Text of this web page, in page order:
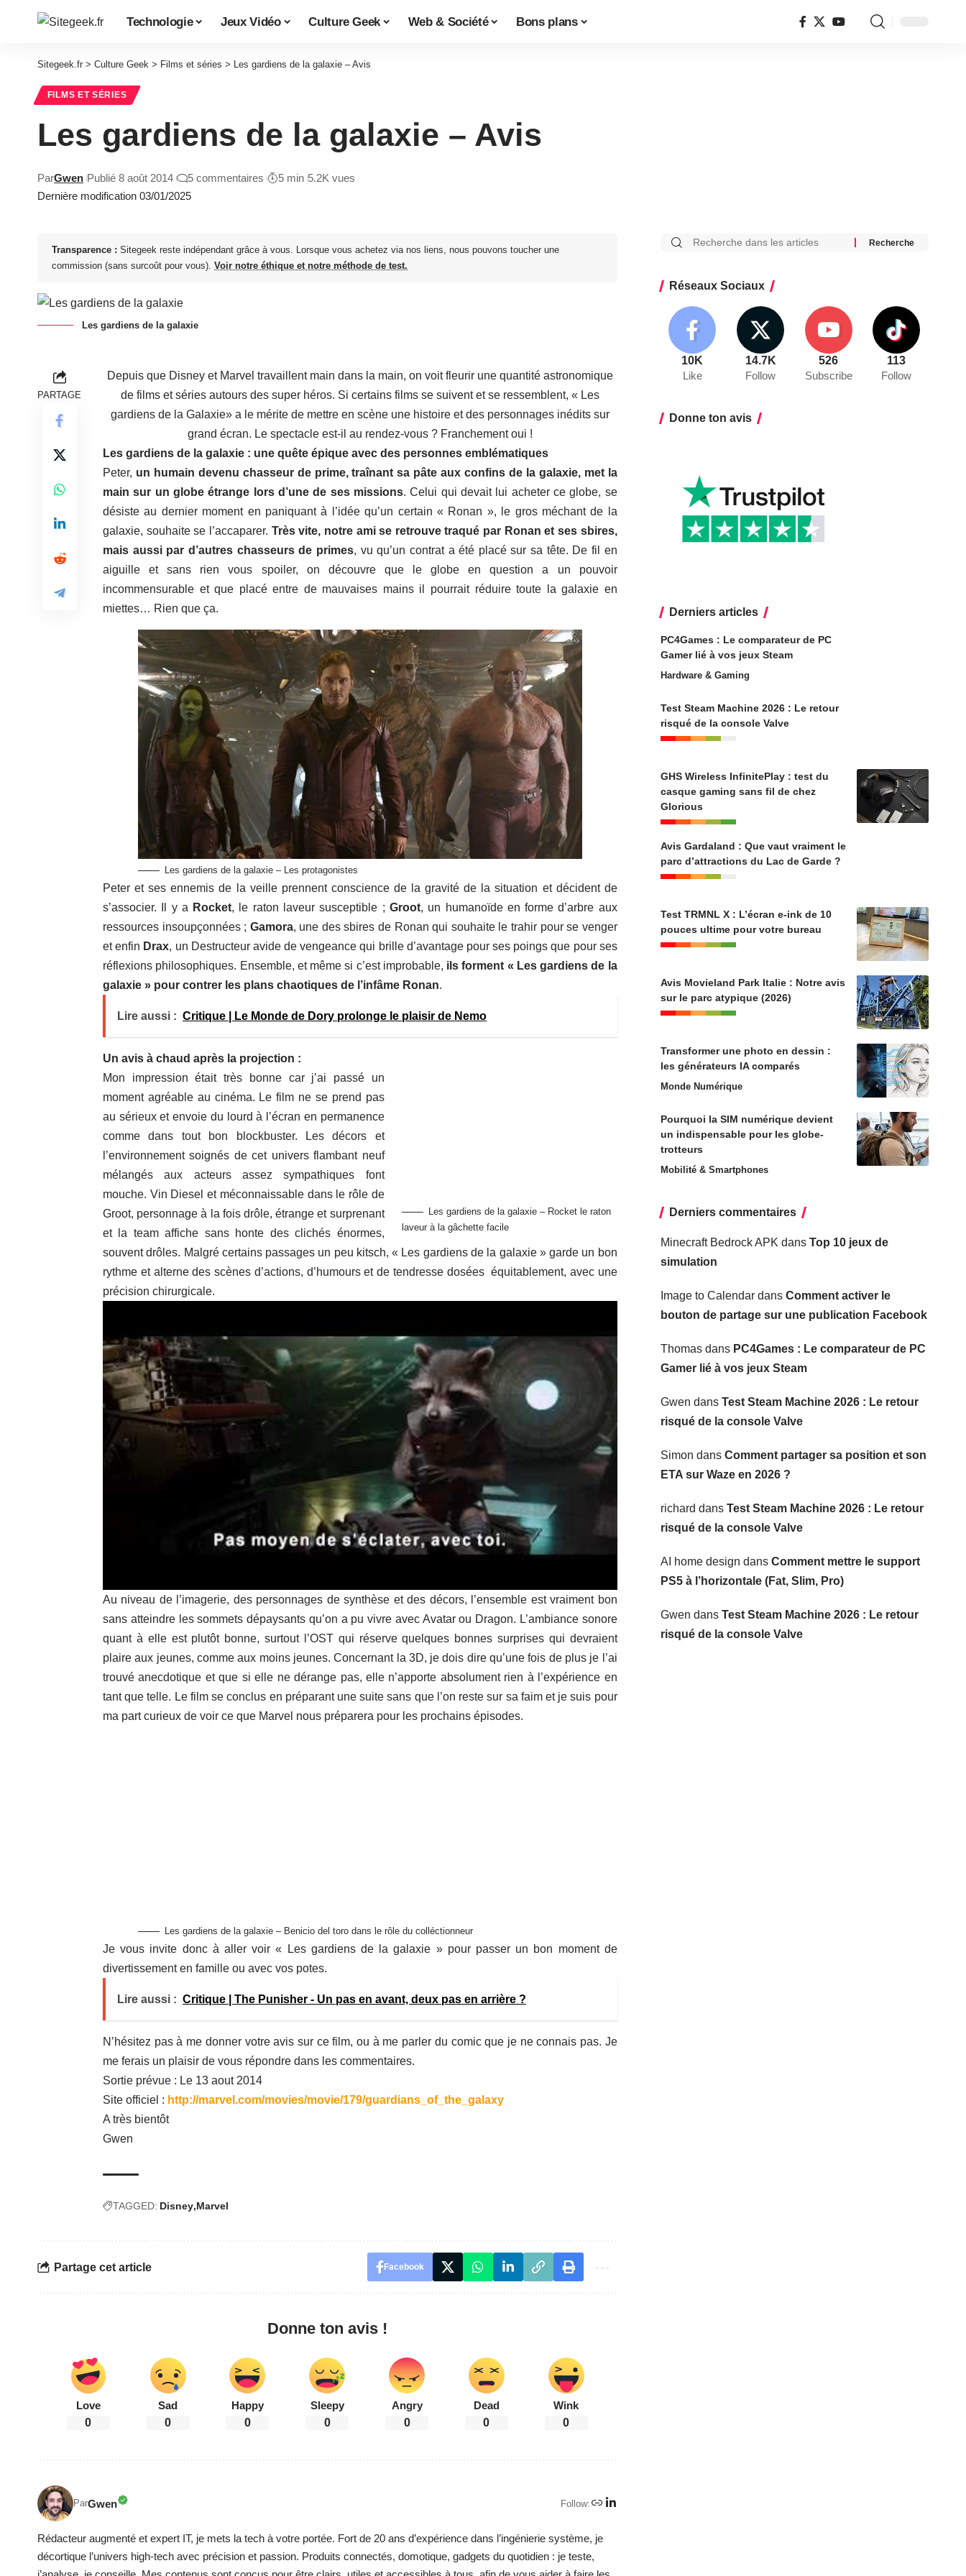
Technologie Jeux Vidéo Culture Geek Web & Société Bons plans
Sitegeek.fr > Culture Geek > Films et séries > Les gardiens de la galaxie – Avis
FILMS ET SÉRIES
Les gardiens de la galaxie – Avis
Dernière modification 03/01/2025
ParGwen Publié 8 août 2014 5 commentaires 5 min 5.2K vues
Transparence : Sitegeek reste indépendant grâce à vous. Lorsque vous achetez via nos liens, nous pouvons toucher une
commission (sans surcoût pour vous). Voir notre éthique et notre méthode de test.
Les gardiens de la galaxie
PARTAGE
Depuis que Disney et Marvel travaillent main dans la main, on voit fleurir une quantité astronomique
de films et séries autours des super héros. Si certains films se suivent et se ressemblent, « Les
gardiens de la Galaxie» a le mérite de mettre en scène une histoire et des personnages inédits sur
grand écran. Le spectacle est-il au rendez-vous ? Franchement oui !
Les gardiens de la galaxie : une quête épique avec des personnes emblématiques
Peter, un humain devenu chasseur de prime, traînant sa pâte aux confins de la galaxie, met la
main sur un globe étrange lors d’une de ses missions. Celui qui devait lui acheter ce globe, se
désiste au dernier moment en paniquant à l’idée qu’un certain « Ronan », le gros méchant de la
galaxie, souhaite se l’accaparer. Très vite, notre ami se retrouve traqué par Ronan et ses sbires,
mais aussi par d’autres chasseurs de primes, vu qu’un contrat a été placé sur sa tête. De fil en
aiguille et sans rien vous spoiler, on découvre que le globe en question a un pouvoir
incommensurable et que placé entre de mauvaises mains il pourrait réduire toute la galaxie en
miettes… Rien que ça.
Les gardiens de la galaxie – Les protagonistes
Peter et ses ennemis de la veille prennent conscience de la gravité de la situation et décident de
s’associer. Il y a Rocket, le raton laveur susceptible ; Groot, un humanoïde en forme d’arbre aux
ressources insoupçonnées ; Gamora, une des sbires de Ronan qui souhaite le trahir pour se venger
et enfin Drax, un Destructeur avide de vengeance qui brille d’avantage pour ses poings que pour ses
réflexions philosophiques. Ensemble, et même si c’est improbable, ils forment « Les gardiens de la
galaxie » pour contrer les plans chaotiques de l’infâme Ronan.
Lire aussi : Critique | Le Monde de Dory prolonge le plaisir de Nemo
Un avis à chaud après la projection :
Les gardiens de la galaxie – Rocket le raton
laveur à la gâchette facile
Mon impression était très bonne car j’ai passé un
moment agréable au cinéma. Le film ne se prend pas
au sérieux et envoie du lourd à l’écran en permanence
comme dans tout bon blockbuster. Les décors et
l’environnement soignés de cet univers flambant neuf
mélangés aux acteurs assez sympathiques font
mouche. Vin Diesel et méconnaissable dans le rôle de
Groot, personnage à la fois drôle, étrange et surprenant
et la team affiche sans honte des clichés énormes,
souvent drôles. Malgré certains passages un peu kitsch, « Les gardiens de la galaxie » garde un bon
rythme et alterne des scènes d’actions, d’humours et de tendresse dosées équitablement, avec une
précision chirurgicale.
Au niveau de l’imagerie, des personnages de synthèse et des décors, l’ensemble est vraiment bon
sans atteindre les sommets dépaysants qu’on a pu vivre avec Avatar ou Dragon. L’ambiance sonore
quant à elle est plutôt bonne, surtout l’OST qui réserve quelques bonnes surprises qui devraient
plaire aux jeunes, comme aux moins jeunes. Concernant la 3D, je dois dire qu’une fois de plus je l’ai
trouvé anecdotique et que si elle ne dérange pas, elle n’apporte absolument rien à l’expérience en
tant que telle. Le film se conclus en préparant une suite sans que l’on reste sur sa faim et je suis pour
ma part curieux de voir ce que Marvel nous préparera pour les prochains épisodes.
Les gardiens de la galaxie – Benicio del toro dans le rôle du colléctionneur
Je vous invite donc à aller voir « Les gardiens de la galaxie » pour passer un bon moment de
divertissement en famille ou avec vos potes.
Lire aussi : Critique | The Punisher - Un pas en avant, deux pas en arrière ?
N’hésitez pas à me donner votre avis sur ce film, ou à me parler du comic que je ne connais pas. Je
me ferais un plaisir de vous répondre dans les commentaires.
Sortie prévue : Le 13 aout 2014
Site officiel : http://marvel.com/movies/movie/179/guardians_of_the_galaxy
A très bientôt
Gwen
TAGGED: Disney Marvel
Partage cet article Facebook
Donne ton avis !
Love
0
Sad
0
Happy
0
Sleepy
0
Angry
0
Dead
0
Wink
0
ParGwen Follow:
Rédacteur augmenté et expert IT, je mets la tech à votre portée. Fort de 20 ans d’expérience dans l’ingénierie système, je
décortique l’univers high-tech avec précision et passion. Produits connectés, domotique, gadgets du quotidien : je teste,
Réseaux Sociaux
10K
Like
14.7K
Follow
526
Subscribe
113
Follow
Donne ton avis
Derniers articles
PC4Games : Le comparateur de PC
Gamer lié à vos jeux Steam
Hardware & Gaming
Test Steam Machine 2026 : Le retour
risqué de la console Valve
GHS Wireless InfinitePlay : test du
casque gaming sans fil de chez
Glorious
Avis Gardaland : Que vaut vraiment le
parc d’attractions du Lac de Garde ?
Test TRMNL X : L’écran e-ink de 10
pouces ultime pour votre bureau
Avis Movieland Park Italie : Notre avis
sur le parc atypique (2026)
Transformer une photo en dessin :
les générateurs IA comparés
Monde Numérique
Pourquoi la SIM numérique devient
un indispensable pour les globe-
trotteurs
Mobilité & Smartphones
Derniers commentaires
Minecraft Bedrock APK dans Top 10 jeux de
simulation
Image to Calendardans Comment activer le
bouton de partage sur une publication Facebook
Thomasdans PC4Games : Le comparateur de PC
Gamer lié à vos jeux Steam
Gwen dans Test Steam Machine 2026 : Le retour
risqué de la console Valve
Simon dans Comment partager sa position et son
ETA sur Waze en 2026 ?
richard dans Test Steam Machine 2026 : Le retour
risqué de la console Valve
AI home design dans Comment mettre le support
PS5 à l’horizontale (Fat, Slim, Pro)
Gwen dans Test Steam Machine 2026 : Le retour
risqué de la console Valve